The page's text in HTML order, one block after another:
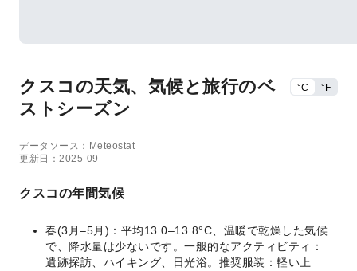
クスコの天気、気候と旅行のベ
ストシーズン
°C °F
データソース：Meteostat
更新日：2025-09
クスコの年間気候
春(3月–5月)：平均13.0–13.8°C、温暖で乾燥した気候
で、降水量は少ないです。一般的なアクティビティ：
遺跡探訪、ハイキング、日光浴。推奨服装：軽い上